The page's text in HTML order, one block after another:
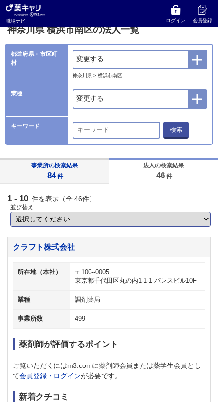
職場ナビ ログイン 会員登録
薬キャリ 職場ナビ 横浜市南区の法人一覧
神奈川県 横浜市南区の法人一覧
都道府県・市区町
村
変更する
神奈川県 > 横浜市南区
業種
変更する
キーワード 検索
事業所の検索結果
84 件
法人の検索結果
46 件
1 - 10 件を表示（全 46件）
並び替え :
クラフト株式会社
所在地（本社）
〒100--0005
東京都千代田区丸の内1-1-1 パレスビル10F
業種 調剤薬局
事業所数 499
薬剤師が評価するポイント
ご覧いただくにはm3.comに薬剤師会員または薬学生会員とし
て会員登録・ログインが必要です。
新着クチコミ